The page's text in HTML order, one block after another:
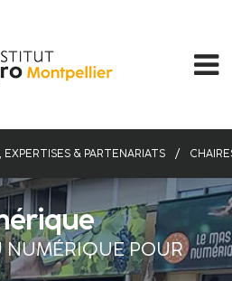
& PARTENARIATS
NUMÉRIQUE POUR